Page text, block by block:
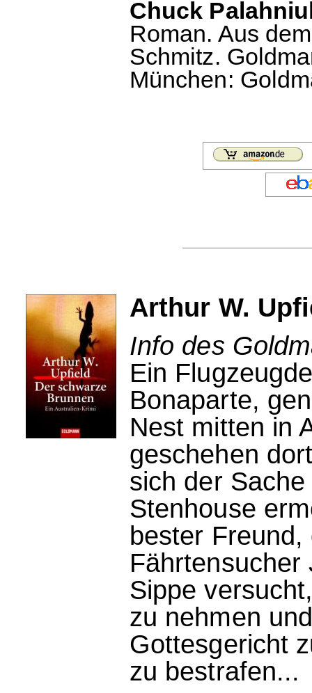
Chuck
Roman. Aus
Schmitz.
München:
Arthur W.
Info des
Ein
Bonaparte,
Nest mitten in
geschehen
sich der
Stenhouse
bester
Sippe
zu nehmen
Gottesgericht
zu bestrafen...